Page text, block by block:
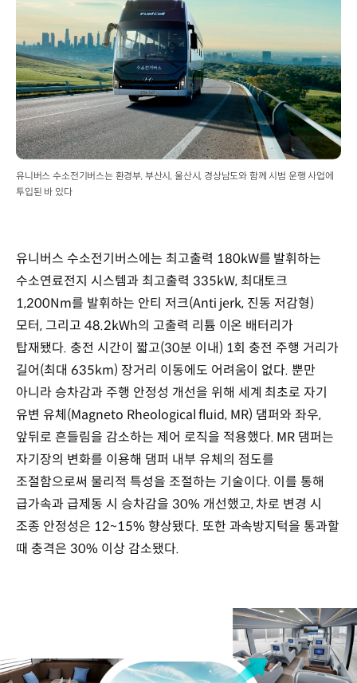
유니버스 수소전기버스는 환경부, 부산시, 울산시, 경상남도와 함께 시범 운행 사업에
투입된 바 있다
유니버스 수소전기버스에는 최고출력 180kW를 발휘하는
수소연료전지 시스템과 최고출력 335kW, 최대토크
1,200Nm를 발휘하는 안티 저크(Anti jerk, 진동 저감형)
모터, 그리고 48.2kWh의 고출력 리튬 이온 배터리가
탑재됐다. 충전 시간이 짧고(30분 이내) 1회 충전 주행 거리가
길어(최대 635km) 장거리 이동에도 어려움이 없다. 뿐만
아니라 승차감과 주행 안정성 개선을 위해 세계 최초로 자기
유변 유체(Magneto Rheological fluid, MR) 댐퍼와 좌우,
앞뒤로 흔들림을 감소하는 제어 로직을 적용했다. MR 댐퍼는
자기장의 변화를 이용해 댐퍼 내부 유체의 점도를
조절함으로써 물리적 특성을 조절하는 기술이다. 이를 통해
급가속과 급제동 시 승차감을 30% 개선했고, 차로 변경 시
조종 안정성은 12~15% 향상됐다. 또한 과속방지턱을 통과할
때 충격은 30% 이상 감소됐다.